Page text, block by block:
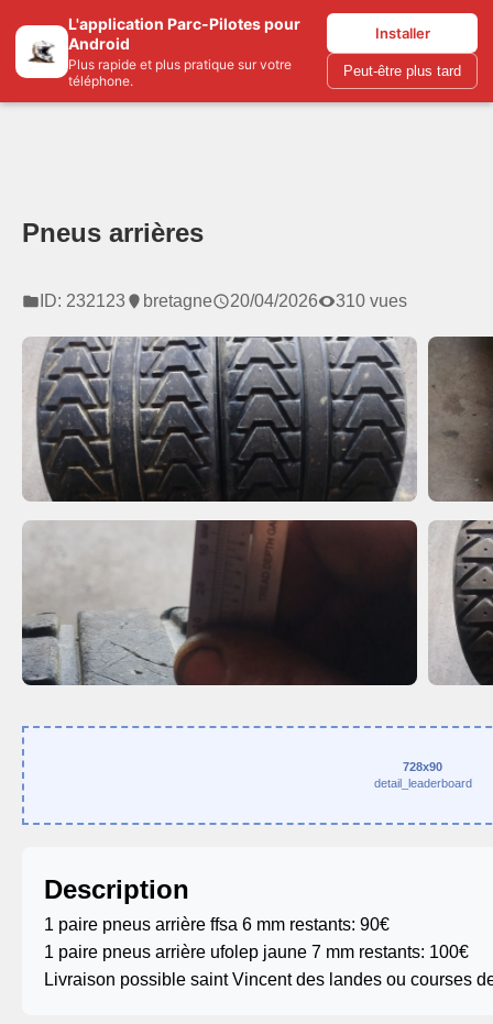
L'application Parc-Pilotes pour
Android
Plus rapide et plus pratique sur votre
téléphone.
Installer
Peut-être plus tard
Parc-pilotes.com
Pneus arrières
ID: 232123 bretagne 20/04/2026 310 vues
728x90
detail_leaderboard
Description
1 paire pneus arrière ffsa 6 mm restants: 90€
1 paire pneus arrière ufolep jaune 7 mm restants: 100€
Livraison possible saint Vincent des landes ou courses